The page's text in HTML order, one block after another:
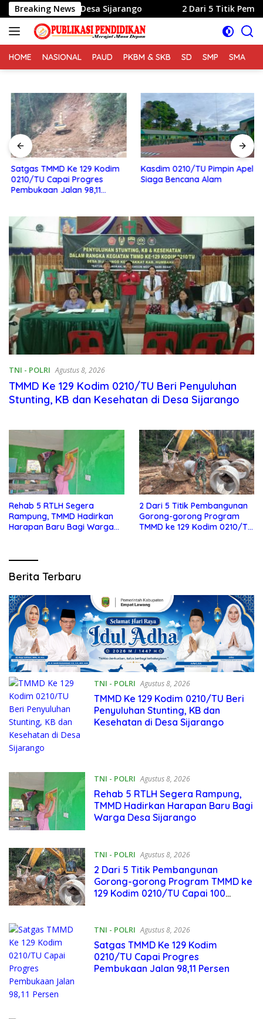
Langsung
ke
konten
Breaking News
Warga Desa Sijarango 2 Dari 5 Titik Pembangunan
HOME NASIONAL PAUD PKBM & SKB SD SMP SMA
Satgas TMMD Ke 129 Kodim
0210/TU Capai Progres
Pembukaan Jalan 98,11
Kasdim 0210/TU Pimpin Apel
Siaga Bencana Alam
TNI - POLRI Agustus 8, 2026
TMMD Ke 129 Kodim 0210/TU Beri Penyuluhan
Stunting, KB dan Kesehatan di Desa Sijarango
Rehab 5 RTLH Segera
Rampung, TMMD Hadirkan
Harapan Baru Bagi Warga
2 Dari 5 Titik Pembangunan
Gorong-gorong Program
TMMD ke 129 Kodim 0210/TU
Publikasi
Berita Terbaru
TNI - POLRI Agustus 8, 2026
TMMD Ke 129 Kodim 0210/TU Beri
Penyuluhan Stunting, KB dan
Kesehatan di Desa Sijarango
TNI - POLRI Agustus 8, 2026
Rehab 5 RTLH Segera Rampung,
TMMD Hadirkan Harapan Baru Bagi
Warga Desa Sijarango
TNI - POLRI Agustus 8, 2026
2 Dari 5 Titik Pembangunan
Gorong-gorong Program TMMD ke
129 Kodim 0210/TU Capai 100
TNI - POLRI Agustus 8, 2026
Satgas TMMD Ke 129 Kodim
0210/TU Capai Progres
Pembukaan Jalan 98,11 Persen